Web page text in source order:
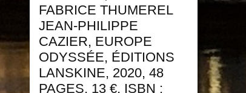
FABRICE THUMEREL
JEAN-PHILIPPE
CAZIER, EUROPE
ODYSSÉE, ÉDITIONS
LANSKINE, 2020, 48
PAGES, 13 €, ISBN :